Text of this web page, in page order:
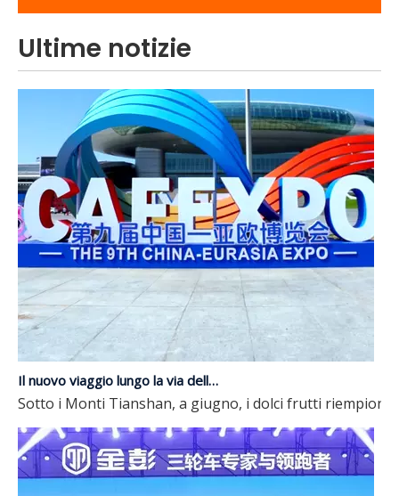
Ultime notizie
Il nuovo viaggio lungo la via della seta | JP Group debutta alla nona edizione dell'Expo Cina-Eurasia
Sotto i Monti Tianshan, a giugno, i dolci frutti riempiono